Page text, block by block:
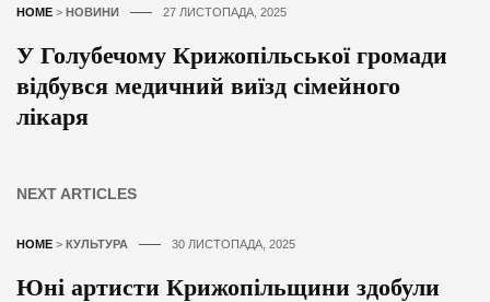
HOME > НОВИНИ 27 ЛИСТОПАДА, 2025
У Голубечому Крижопільської громади
відбувся медичний виїзд сімейного
лікаря
NEXT ARTICLES
HOME > КУЛЬТУРА 30 ЛИСТОПАДА, 2025
Юні артисти Крижопільщини здобули